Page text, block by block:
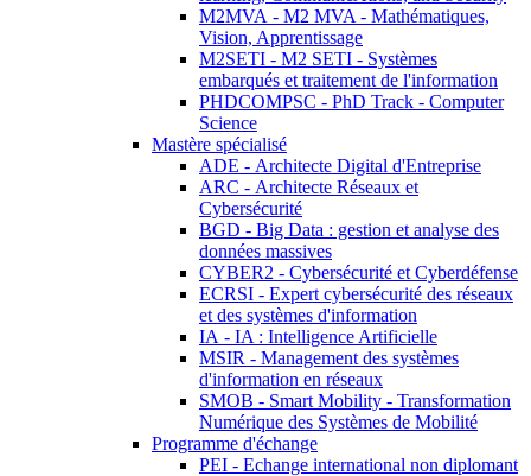
M2MVA - M2 MVA - Mathématiques,
Vision, Apprentissage
M2SETI - M2 SETI - Systèmes
embarqués et traitement de l'information
PHDCOMPSC - PhD Track - Computer
Science
Mastère spécialisé
ADE - Architecte Digital d'Entreprise
ARC - Architecte Réseaux et
Cybersécurité
BGD - Big Data : gestion et analyse des
données massives
CYBER2 - Cybersécurité et Cyberdéfense
ECRSI - Expert cybersécurité des réseaux
et des systèmes d'information
IA - IA : Intelligence Artificielle
MSIR - Management des systèmes
d'information en réseaux
SMOB - Smart Mobility - Transformation
Numérique des Systèmes de Mobilité
Programme d'échange
PEI - Echange international non diplomant